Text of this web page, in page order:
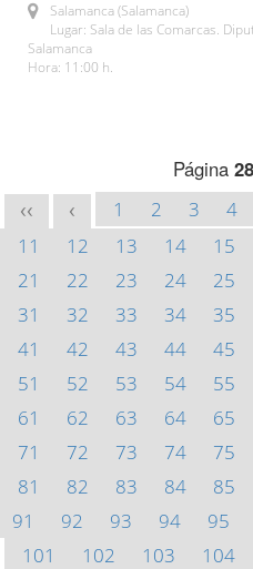
Salamanca (Salamanca)
Lugar: Sala de las Comarcas.
Salamanca
Hora: 11:00 h.
Página
<< < 1 2 3 4
11
12 13 14 15
21
22 23 24 25
31
32 33 34 35
41
42 43 44 45
51
52 53 54 55
61
62 63 64 65
71
72 73 74 75
81
82 83 84 85
91
92 93 94 95
101
102 103 104